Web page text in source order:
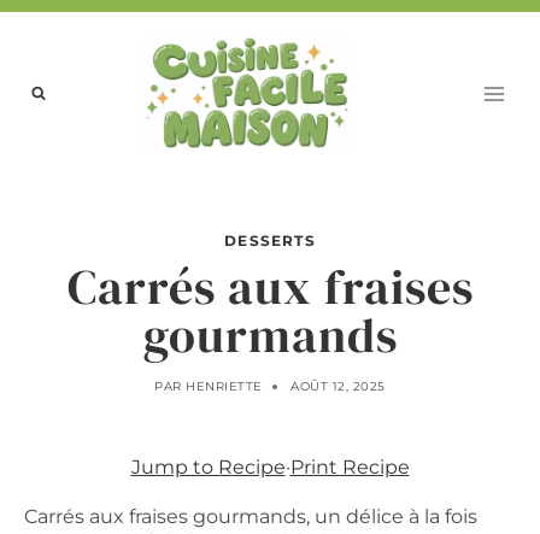
Aller
DESSERTS
Carrés aux fraises
gourmands
PAR HENRIETTE AOÛT 12, 2025
Jump to Recipe·Print Recipe
Carrés aux fraises gourmands, un délice à la fois